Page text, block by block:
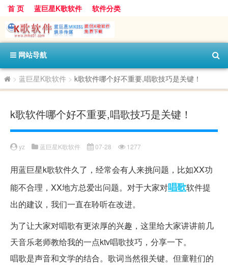
首 页 蓝巨星K歌软件 软件分类
网站导航
> 蓝巨星K歌软件 > k歌软件哪个好不重要,唱歌技巧是关键！
k歌软件哪个好不重要,唱歌技巧是关键！
yz 蓝巨星K歌软件 07-28 1277
用蓝巨星k歌软件久了，经常会有人来挑问题，比如XX功
能不合理，XX地方总爱出问题。对于大家对唱歌软件提
出的建议，我们一直在聆听在改进。
为了让大家对唱歌有更浓厚的兴趣，这里给大家讲讲前几
天音乐老师教给我的一点ktv唱歌技巧，分享一下。
唱歌是声音和文学的结合。歌词当然很关键。但童鞋们的